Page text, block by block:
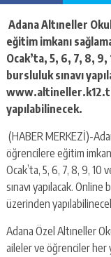
kartal
escort
maltepe
Adana Altıneller
eğitim imkanı
Ocak’ta, 5, 6, 7, 8, 9,
bursluluk sınavı
yapılabilinecek.
(HABER MERKEZİ)-
öğrencilere eğitim
Ocak’ta, 5, 6, 7, 8, 9, 10
sınavı yapılacak.
üzerinden
Adana Özel Altıneller
aileler ve öğrenciler her